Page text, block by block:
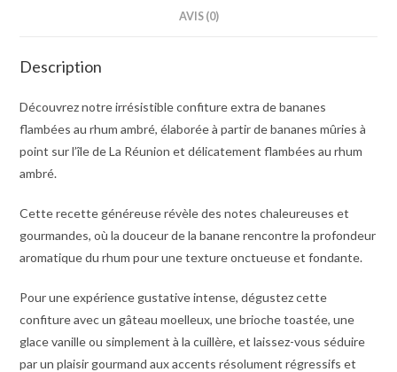
AVIS (0)
Description
Découvrez notre irrésistible confiture extra de bananes
flambées au rhum ambré, élaborée à partir de bananes mûries à
point sur l’île de La Réunion et délicatement flambées au rhum
ambré.
Cette recette généreuse révèle des notes chaleureuses et
gourmandes, où la douceur de la banane rencontre la profondeur
aromatique du rhum pour une texture onctueuse et fondante.
Pour une expérience gustative intense, dégustez cette
confiture avec un gâteau moelleux, une brioche toastée, une
glace vanille ou simplement à la cuillère, et laissez-vous séduire
par un plaisir gourmand aux accents résolument régressifs et